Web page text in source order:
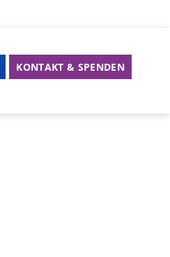
KONTAKT & SPENDEN